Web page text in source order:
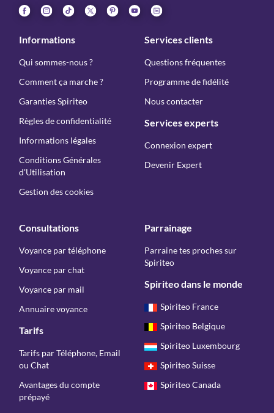
Informations
Qui sommes-nous ?
Comment ça marche ?
Garanties Spiriteo
Règles de confidentialité
Informations légales
Conditions Générales
d'Utilisation
Gestion des cookies
Services clients
Questions fréquentes
Programme de fidélité
Nous contacter
Services experts
Connexion expert
Devenir Expert
Consultations
Voyance par téléphone
Voyance par chat
Voyance par mail
Annuaire voyance
Tarifs
Tarifs par Téléphone, Email
ou Chat
Avantages du compte
prépayé
Parrainage
Parraine tes proches sur
Spiriteo
Spiriteo dans le monde
Spiriteo France
Spiriteo Belgique
Spiriteo Luxembourg
Spiriteo Suisse
Spiriteo Canada